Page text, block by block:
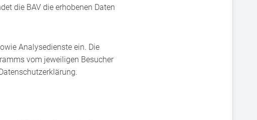
die BAV die erhobenen Daten
Analysedienste ein. Die
vom jeweiligen Besucher